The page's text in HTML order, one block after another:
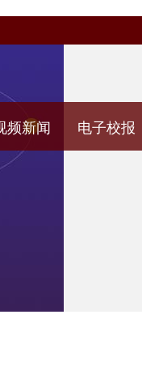
频新闻 电子校报